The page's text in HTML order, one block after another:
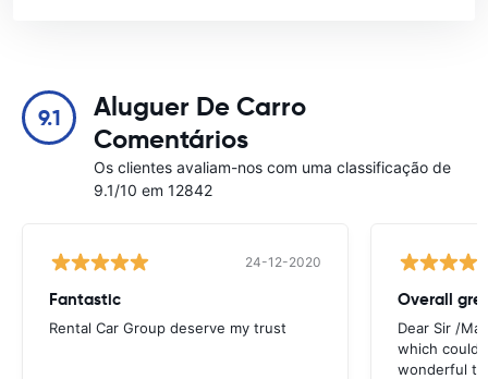
9.1
Aluguer De Carro
Comentários
Os clientes avaliam-nos com uma classificação de
9.1/10 em 12842
24-12-2020
Fantastic
Rental Car Group deserve my trust
Overall
Dear Sir /
which could
wonderful to